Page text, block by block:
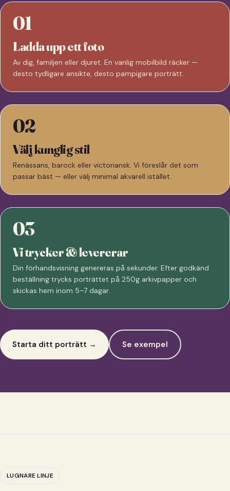
01
Ladda upp ett foto
Av dig, familjen eller djuret. En vanlig mobilbild räcker —
desto tydligare ansikte, desto pampigare porträtt.
02
Välj kunglig stil
Renässans, barock eller victoriansk. Vi föreslår det som
passar bäst — eller välj minimal akvarell istället.
03
Vi trycker & levererar
Din förhandsvisning genereras på sekunder. Efter godkänd
beställning trycks porträttet på 250g arkivpapper och
skickas hem inom 5–7 dagar.
Starta ditt porträtt → Se exempel
LUGNARE LINJE